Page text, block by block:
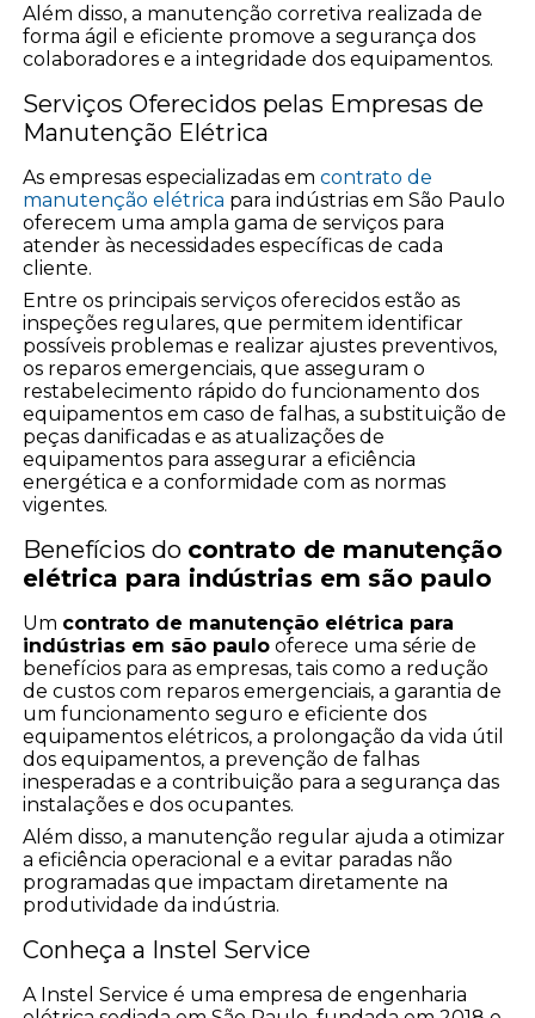
Além disso, a manutenção corretiva realizada de
forma ágil e eficiente promove a segurança dos
colaboradores e a integridade dos equipamentos.
Serviços Oferecidos pelas Empresas de
Manutenção Elétrica
As empresas especializadas emcontrato de
manutenção elétrica para indústrias em São Paulo
oferecem uma ampla gama de serviços para
atender às necessidades específicas de cada
cliente.
Entre os principais serviços oferecidos estão as
inspeções regulares, que permitem identificar
possíveis problemas e realizar ajustes preventivos,
os reparos emergenciais, que asseguram o
restabelecimento rápido do funcionamento dos
equipamentos em caso de falhas, a substituição de
peças danificadas e as atualizações de
equipamentos para assegurar a eficiência
energética e a conformidade com as normas
vigentes.
Benefícios do contrato de manutenção
elétrica para indústrias em são paulo
Um contrato de manutenção elétrica para
indústrias em são paulo oferece uma série de
benefícios para as empresas, tais como a redução
de custos com reparos emergenciais, a garantia de
um funcionamento seguro e eficiente dos
equipamentos elétricos, a prolongação da vida útil
dos equipamentos, a prevenção de falhas
inesperadas e a contribuição para a segurança das
instalações e dos ocupantes.
Além disso, a manutenção regular ajuda a otimizar
a eficiência operacional e a evitar paradas não
programadas que impactam diretamente na
produtividade da indústria.
Conheça a Instel Service
A Instel Service é uma empresa de engenharia